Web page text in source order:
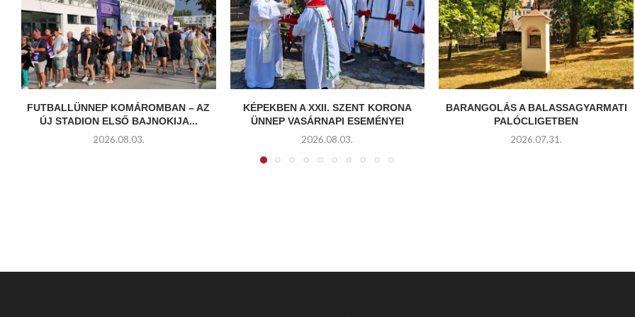
FUTBALLÜNNEP KOMÁROMBAN – AZ
ÚJ STADION ELSŐ BAJNOKIJA...
2026.08.03.
KÉPEKBEN A XXII. SZENT KORONA
ÜNNEP VASÁRNAPI ESEMÉNYEI
2026.08.03.
BARANGOLÁS A BALASSAGYARMATI
PALÓCLIGETBEN
2026.07.31.